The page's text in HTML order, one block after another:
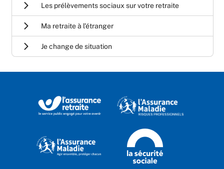
Les prélèvements sociaux sur votre retraite
Ma retraite à l'étranger
Je change de situation